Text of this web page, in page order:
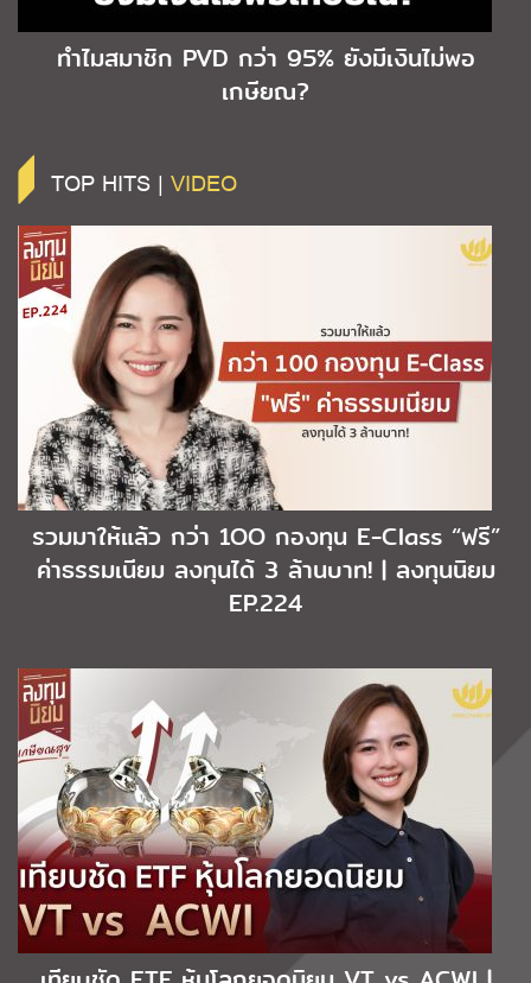
ทำไมสมาชิก PVD กว่า 95% ยังมีเงินไม่พอ
เกษียณ?
TOP HITS | VIDEO
รวมมาให้แล้ว กว่า 1OO กองทุน E-Class “ฟรี”
ค่าธรรมเนียม ลงทุนได้ 3 ล้านบาท! | ลงทุนนิยม
EP.224